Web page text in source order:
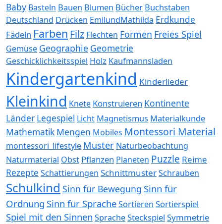
Baby Basteln Bauen Blumen Bücher Buchstaben
Deutschland Drücken EmilundMathilda Erdkunde
Fädeln Farben Filz Flechten Formen Freies Spiel
Gemüse Geographie Geometrie
Geschicklichkeitsspiel Holz Kaufmannsladen
Kindergartenkind Kinderlieder
Kleinkind Knete Konstruieren Kontinente
Länder Legespiel Licht Magnetismus Materialkunde
Mathematik Mengen Mobiles Montessori Material
montessori_lifestyle Muster Naturbeobachtung
Naturmaterial Obst Pflanzen Planeten Puzzle Reime
Rezepte Schattierungen SchnittmusterSchrauben
Schulkind Sinn für Bewegung Sinn für
Ordnung Sinn für SpracheSortieren Sortierspiel
Spiel mit den Sinnen SpracheSteckspiel Symmetrie